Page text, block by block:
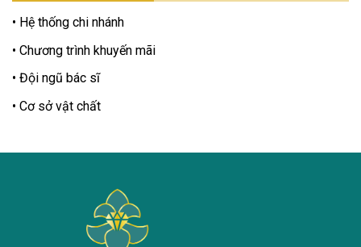
Hệ thống chi nhánh
Chương trình khuyến mãi
Đội ngũ bác sĩ
Cơ sở vật chất